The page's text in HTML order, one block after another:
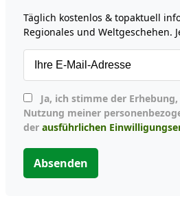
Täglich kostenlos & topaktuell
Regionales und Weltgeschehen.
Nutzung meiner
der ausführlichen
Absenden